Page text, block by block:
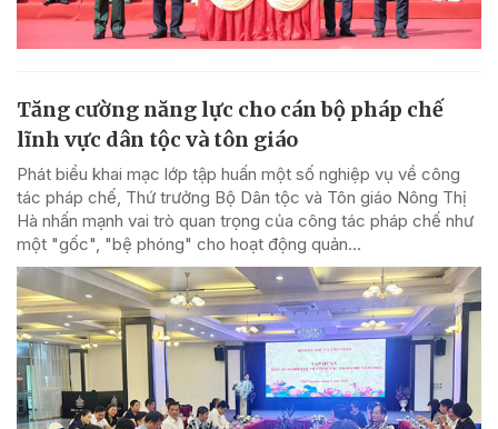
Tăng cường năng lực cho cán bộ pháp chế
lĩnh vực dân tộc và tôn giáo
Phát biểu khai mạc lớp tập huấn một số nghiệp vụ về công
tác pháp chế, Thứ trưởng Bộ Dân tộc và Tôn giáo Nông Thị
Hà nhấn mạnh vai trò quan trọng của công tác pháp chế như
một "gốc", "bệ phóng" cho hoạt động quản...